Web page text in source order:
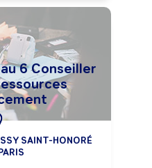
6 Conseiller
SAINT-HONORÉ